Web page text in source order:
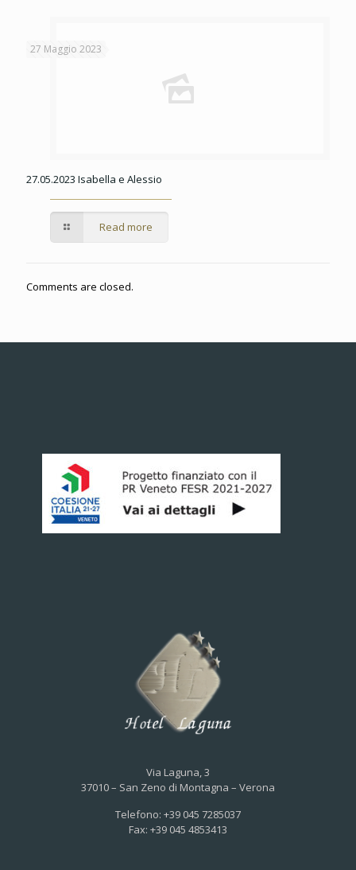
27 Maggio 2023
27.05.2023 Isabella e Alessio
Read more
Comments are closed.
Via Laguna, 3
37010 – San Zeno di Montagna – Verona
Telefono: +39 045 7285037
Fax: +39 045 4853413